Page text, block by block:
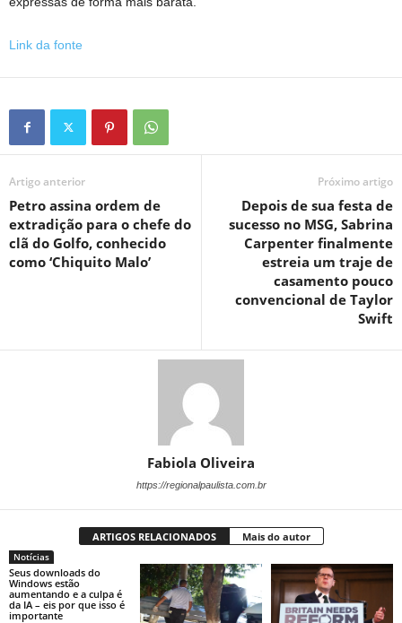
Link da fonte
Artigo anterior
Petro assina ordem de
extradição para o chefe do
clã do Golfo, conhecido
como ‘Chiquito Malo’
Próximo artigo
Depois de sua festa de
sucesso no MSG, Sabrina
Carpenter finalmente
estreia um traje de
casamento pouco
convencional de Taylor
Swift
Fabiola Oliveira
https://regionalpaulista.com.br
ARTIGOS RELACIONADOS Mais do autor
Notícias
Seus downloads do
Windows estão
aumentando e a culpa é
da IA ​​– eis por que isso é
importante